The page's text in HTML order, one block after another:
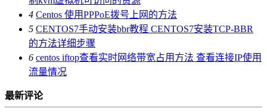
4 Centos 使用PPPoE拨号上网的方法
5 CENTOS7手动安装bbr教程 CENTOS7安装TCP-BBR
的方法详细步骤
6 centos iftop查看实时网络带宽占用方法 查看连接IP使用
流量情况
最新评论